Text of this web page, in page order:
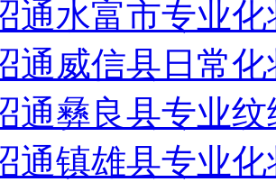
通水富市专业
通威信县日常
通彝良县专业
通镇雄县专业